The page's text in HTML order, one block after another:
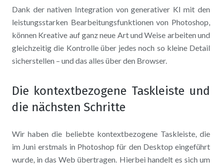
Dank der nativen Integration von generativer KI mit den
leistungsstarken Bearbeitungsfunktionen von Photoshop,
können Kreative auf ganz neue Art und Weise arbeiten und
gleichzeitig die Kontrolle über jedes noch so kleine Detail
sicherstellen – und das alles über den Browser.
Die kontextbezogene Taskleiste und
die nächsten Schritte
Wir haben die beliebte kontextbezogene Taskleiste, die
im Juni erstmals in Photoshop für den Desktop eingeführt
wurde, in das Web übertragen. Hierbei handelt es sich um